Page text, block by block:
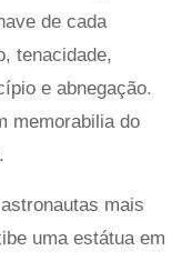
de cada
tenacidade,
e abnegação.
memorabilia do
mais
uma estátua em